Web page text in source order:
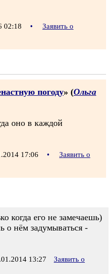
02:18 •
Заявить о
погоду» (Ольга
оно в каждой
17:06 •
Заявить о
когда его не замечаешь)
о нём задумываться -
13:27
Заявить о